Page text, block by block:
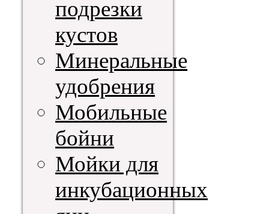
подрезки
кустов
Минеральные
удобрения
Мобильные
бойни
Мойки для
инкубационных